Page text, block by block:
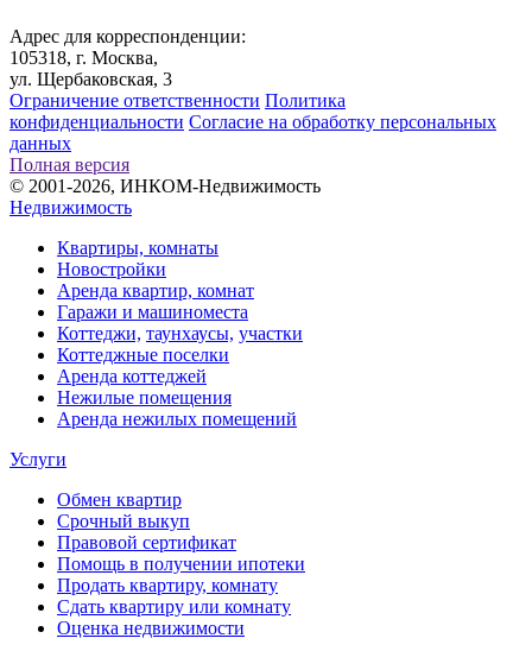
Адрес для корреспонденции:
105318, г. Москва,
ул. Щербаковская, 3
Ограничение ответственности Политика
конфиденциальности Согласие на обработку персональных
данных
Полная версия
© 2001-2026, ИНКОМ-Недвижимость
Недвижимость
Квартиры, комнаты
Новостройки
Аренда квартир, комнат
Гаражи и машиноместа
Коттеджи, таунхаусы, участки
Коттеджные поселки
Аренда коттеджей
Нежилые помещения
Аренда нежилых помещений
Услуги
Обмен квартир
Срочный выкуп
Правовой сертификат
Помощь в получении ипотеки
Продать квартиру, комнату
Сдать квартиру или комнату
Оценка недвижимости